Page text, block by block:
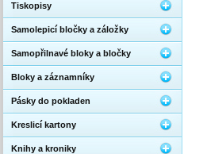
Tiskopisy
Samolepicí bločky a záložky
Samopřilnavé bloky a bločky
Bloky a záznamníky
Pásky do pokladen
Kreslicí kartony
Knihy a kroniky